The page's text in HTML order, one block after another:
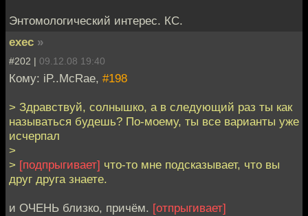
Энтомологический интерес. КС.
exec »
#202 | 09.12.08 19:40
Кому: iP..McRae, #198
> Здравствуй, солнышко, а в следующий раз ты как
называться будешь? По-моему, ты все варианты уже
исчерпал
>
> [подпрыгивает] что-то мне подсказывает, что вы
друг друга знаете.
и ОЧЕНЬ близко, причём. [отпрыгивает]